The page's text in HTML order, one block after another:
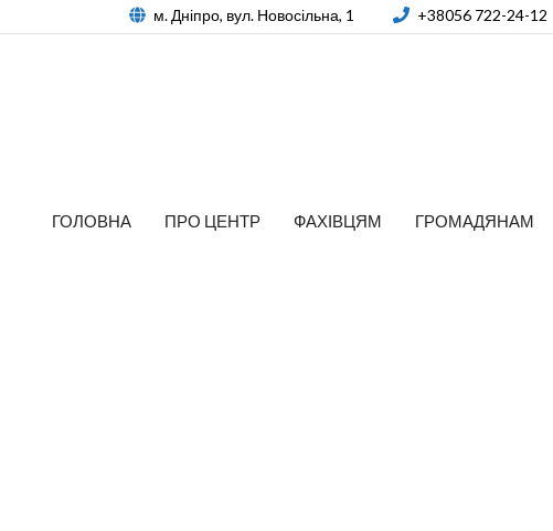
м. Дніпро, вул. Новосільна, 1 +38056 722-24-12
ГОЛОВНА ПРО ЦЕНТР ФАХІВЦЯМ ГРОМАДЯНАМ